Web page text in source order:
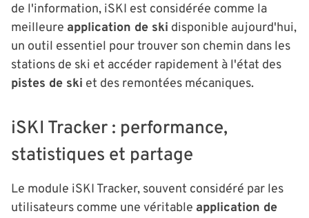
de l'information, iSKI est considérée comme la
meilleure application de ski disponible aujourd'hui,
un outil essentiel pour trouver son chemin dans les
stations de ski et accéder rapidement à l'état des
pistes de ski et des remontées mécaniques.
iSKI Tracker : performance,
statistiques et partage
Le module iSKI Tracker, souvent considéré par les
utilisateurs comme une véritable application de